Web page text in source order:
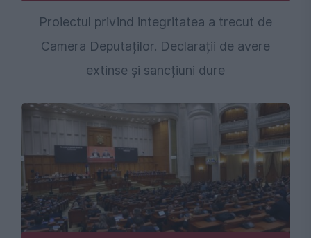
Proiectul privind integritatea a trecut de
Camera Deputaților. Declarații de avere
extinse și sancțiuni dure